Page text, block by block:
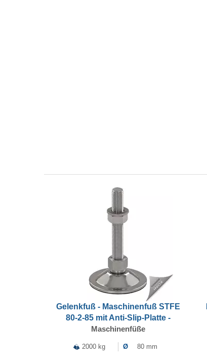
Gelenkfuß - Maschinenfuß STFE
80-2-85 mit Anti-Slip-Platte -
Maschinenfüße
2000 kg Ø 80 mm